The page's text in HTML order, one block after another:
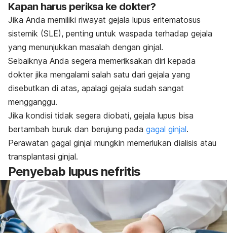
Kapan harus periksa ke dokter?
Jika Anda memiliki riwayat gejala lupus eritematosus
sistemik (SLE), penting untuk waspada terhadap gejala
yang menunjukkan masalah dengan ginjal.
Sebaiknya Anda segera memeriksakan diri kepada
dokter jika mengalami salah satu dari gejala yang
disebutkan di atas, apalagi gejala sudah sangat
mengganggu.
Jika kondisi tidak segera diobati, gejala lupus bisa
bertambah buruk dan berujung pada gagal ginjal.
Perawatan gagal ginjal mungkin memerlukan dialisis atau
transplantasi ginjal.
Penyebab lupus nefritis